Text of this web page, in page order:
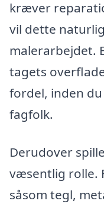
kræver
vil dette
malerarbejdet.
tagets
fordel, inden
fagfolk.
Derudover
væsentlig rolle.
såsom tegl,